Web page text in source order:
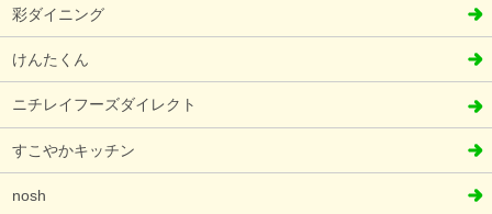
彩ダイニング
けんたくん
ニチレイフーズダイレクト
すこやかキッチン
nosh